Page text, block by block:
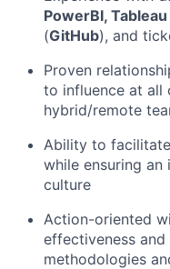
PowerBI, Tableau
(GitHub), and
Proven
to influence at all
hybrid/remote
Ability to facilitate
while ensuring
culture
Action-oriented
effectiveness
methodologies